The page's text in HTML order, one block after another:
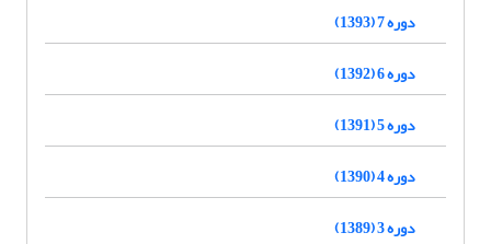
دوره 7 (1393)
دوره 6 (1392)
دوره 5 (1391)
دوره 4 (1390)
دوره 3 (1389)